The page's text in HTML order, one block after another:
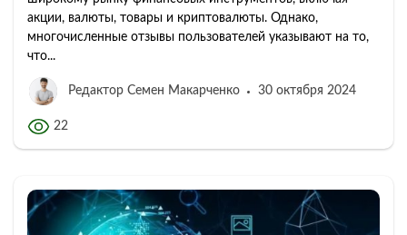
акции, валюты, товары и криптовалюты. Однако,
многочисленные отзывы пользователей указывают на то,
что...
Редактор Семен Макарченко 30 октября 2024
22